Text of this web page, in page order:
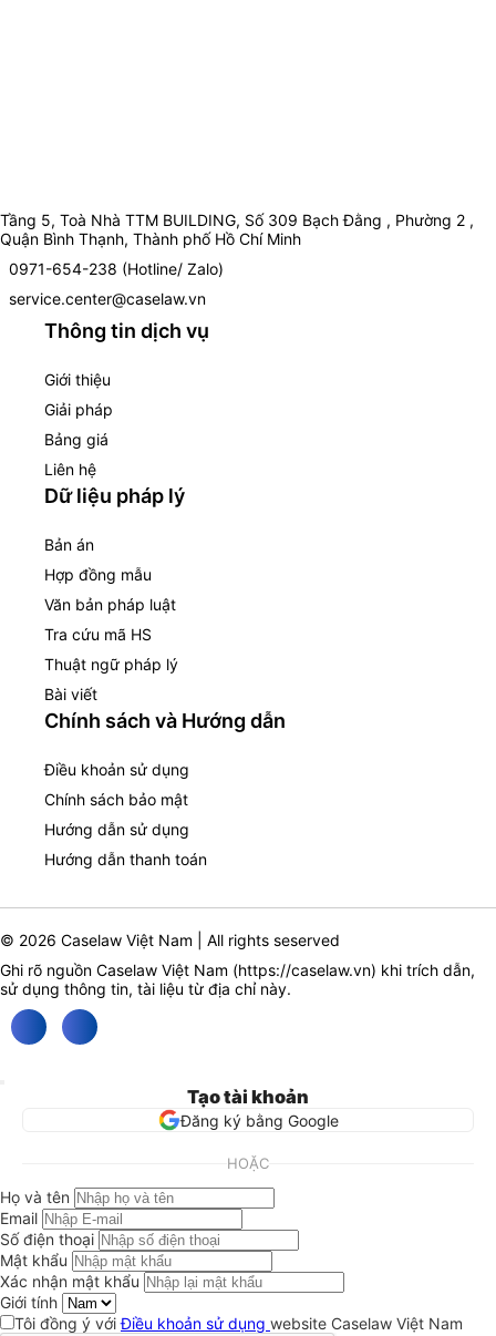
Tầng 5, Toà Nhà TTM BUILDING, Số 309 Bạch Đằng , Phường 2 ,
Quận Bình Thạnh, Thành phố Hồ Chí Minh
0971-654-238 (Hotline/ Zalo)
service.center@caselaw.vn
Thông tin dịch vụ
Giới thiệu
Giải pháp
Bảng giá
Liên hệ
Dữ liệu pháp lý
Bản án
Hợp đồng mẫu
Văn bản pháp luật
Tra cứu mã HS
Thuật ngữ pháp lý
Bài viết
Chính sách và Hướng dẫn
Điều khoản sử dụng
Chính sách bảo mật
Hướng dẫn sử dụng
Hướng dẫn thanh toán
© 2026 Caselaw Việt Nam | All rights seserved
Ghi rõ nguồn Caselaw Việt Nam (https://caselaw.vn) khi trích dẫn,
sử dụng thông tin, tài liệu từ địa chỉ này.
Tạo tài khoản
Đăng ký bằng Google
HOẶC
Họ và tên
Email
Số điện thoại
Mật khẩu
Xác nhận mật khẩu
Giới tính
Tôi đồng ý vớiĐiều khoản sử dụng website Caselaw Việt Nam